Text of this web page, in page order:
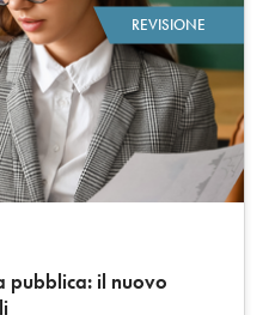
REVISIONE
pubblica: il nuovo